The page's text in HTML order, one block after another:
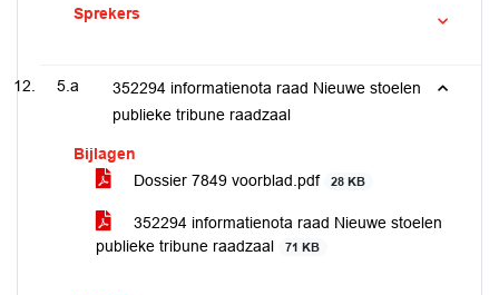
Sprekers
5.a
352294 informatienota raad Nieuwe stoelen
publieke tribune raadzaal
Bijlagen
Dossier 7849 voorblad.pdf
28 KB
352294 informatienota raad Nieuwe stoelen
publieke tribune raadzaal
71 KB